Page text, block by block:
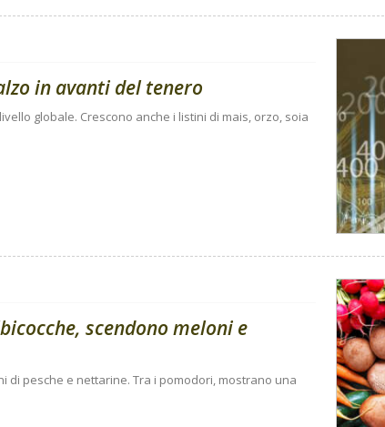
in avanti del tenero
globale. Crescono anche i listini di mais, orzo, soia
scendono meloni e
di pesche e nettarine. Tra i pomodori, mostrano una